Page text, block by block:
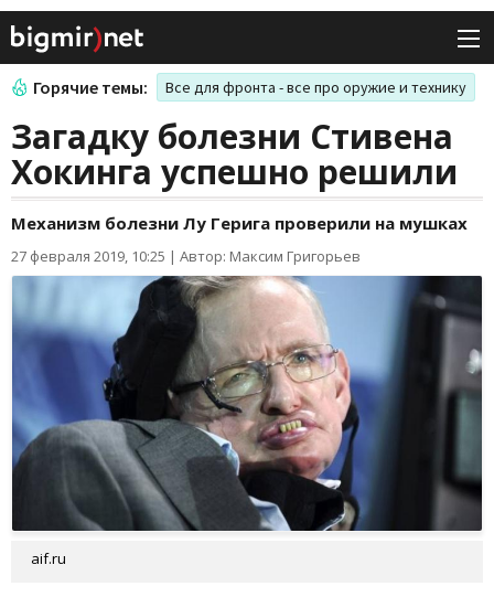
Горячие темы: Все для фронта - все про оружие и технику
Загадку болезни Стивена
Хокинга успешно решили
Механизм болезни Лу Герига проверили на мушках
27 февраля 2019, 10:25 | Автор: Максим Григорьев
aif.ru